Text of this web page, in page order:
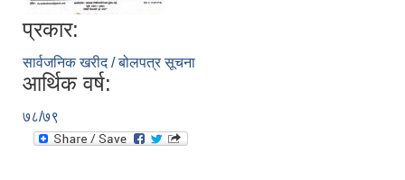
प्रकार:
सार्वजनिक खरीद / बोलपत्र सूचना
आर्थिक वर्ष:
७८/७९